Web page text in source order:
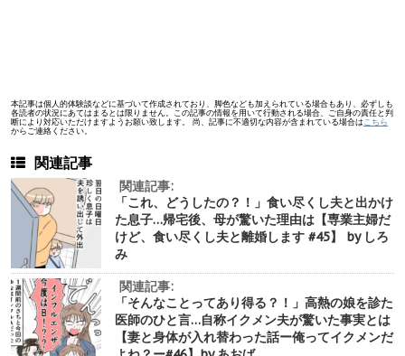
本記事は個人的体験談などに基づいて作成されており、脚色なども加えられている場合もあり、必ずしも
各読者の状況にあてはまるとは限りません。この記事の情報を用いて行動される場合、ご自身の責任と判
断により対応いただけますようお願い致します。 尚、記事に不適切な内容が含まれている場合は こちら
からご連絡ください。
関連記事
関連記事:
「これ、どうしたの？！」食い尽くし夫と出かけ
た息子…帰宅後、母が驚いた理由は【専業主婦だ
けど、食い尽くし夫と離婚します #45】 by しろ
み
関連記事:
「そんなことってあり得る？！」高熱の娘を診た
医師のひと言…自称イクメン夫が驚いた事実とは
【妻と身体が入れ替わった話ー俺ってイクメンだ